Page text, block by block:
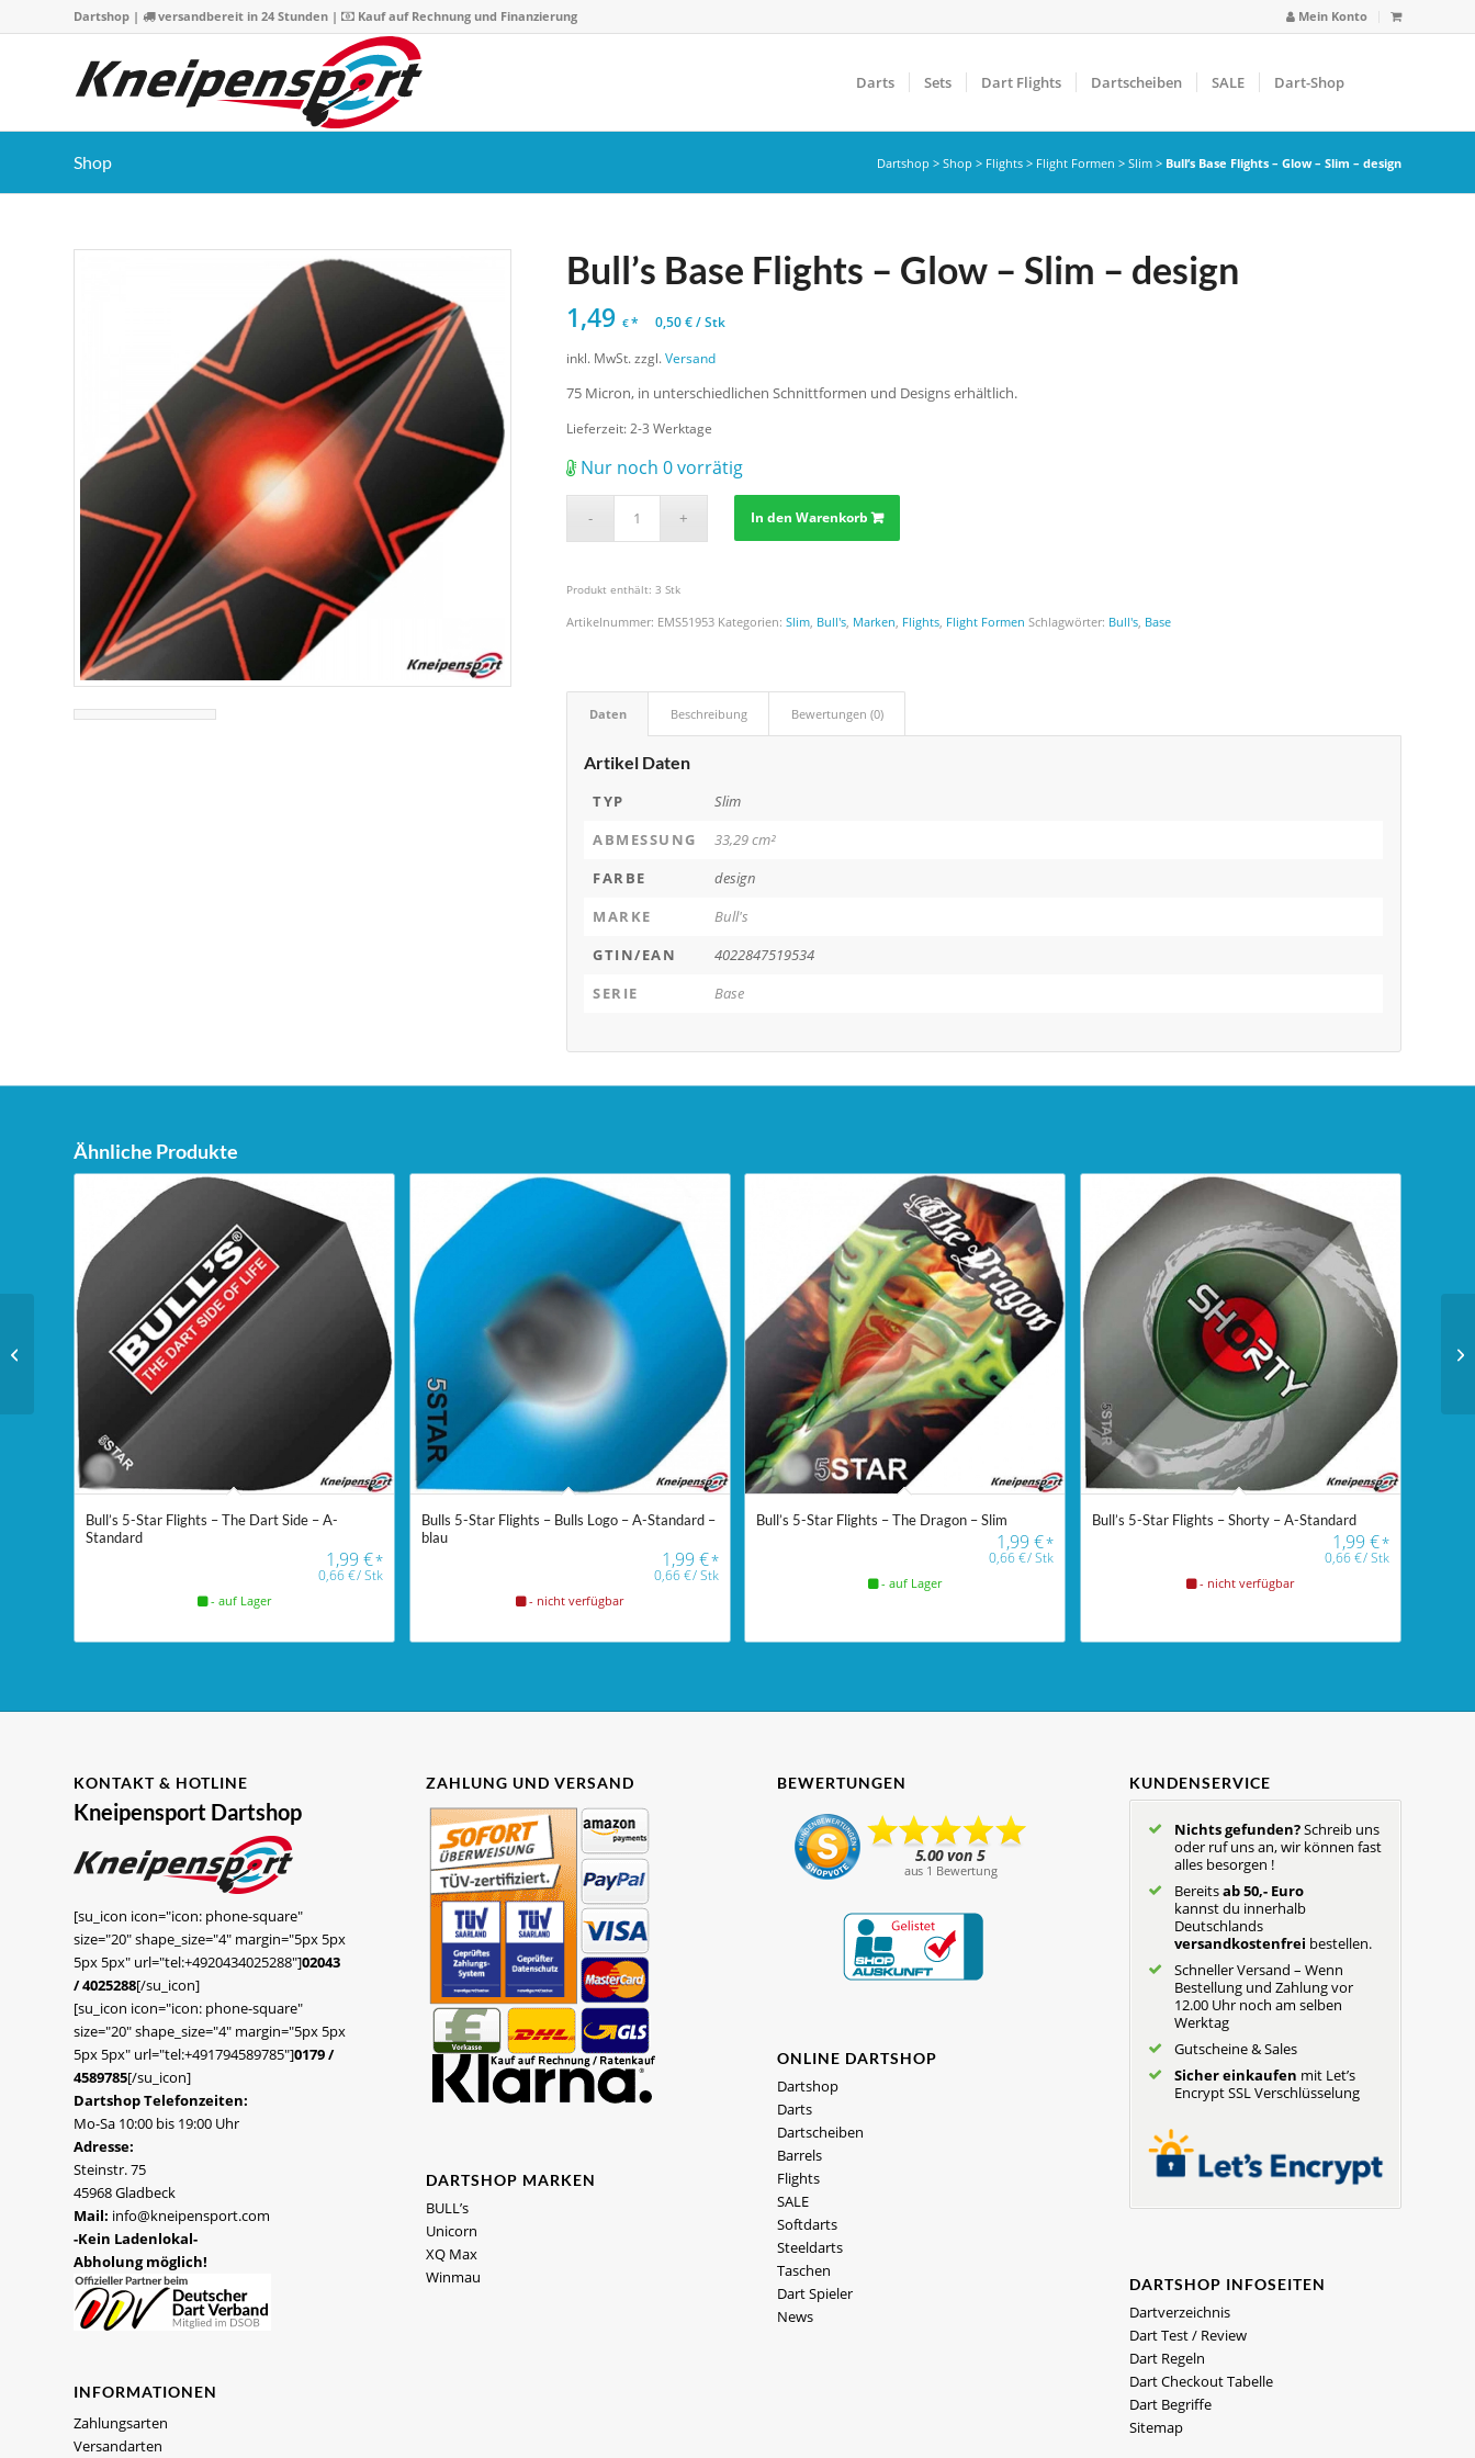
Mein Konto
Dartshop | versandbereit in 24 Stunden | Kauf auf Rechnung und Finanzierung
Darts Sets Dart Flights Dartscheiben SALE Dart-Shop
Shop Dartshop > Shop > Flights > Flight Formen > Slim > Bull’s Base Flights – Glow – Slim – design
Bull’s Base Flights – Glow – Slim – design
1,49€* 0,50€/Stk
inkl. MwSt. zzgl.Versand
75 Micron, in unterschiedlichen Schnittformen und Designs erhältlich.
Lieferzeit: 2-3 Werktage
Nur noch 0 vorrätig
In den Warenkorb
Produkt enthält: 3Stk
Artikelnummer: EMS51953 Kategorien:Slim Bull's Marken Flights Flight Formen Schlagwörter: Bull's Base
Daten Beschreibung Bewertungen (0)
Artikel Daten
TYP
Slim
ABMESSUNG
33,29 cm²
FARBE
design
MARKE
Bull's
GTIN/EAN
4022847519534
SERIE
Base
Ähnliche Produkte
Bull’s 5-Star Flights – The Dart Side – A-
Standard
1,99€*
0,66€/Stk
- auf Lager
Bulls 5-Star Flights – Bulls Logo – A-Standard –
blau
1,99 €*
0,66€/Stk
- nicht verfügbar
Bull’s 5-Star Flights – The Dragon – Slim
1,99€*
0,66€/Stk
- auf Lager
Bull’s 5-Star Flights – Shorty – A-Standard
1,99 €*
0,66€/Stk
- nicht verfügbar
KONTAKT & HOTLINE
Kneipensport Dartshop
[su_icon icon="icon: phone-square"
size="20" shape_size="4" margin="5px 5px
5px 5px" url="tel:+4920434025288"]02043
/ 4025288[/su_icon]
[su_icon icon="icon: phone-square"
size="20" shape_size="4" margin="5px 5px
5px 5px" url="tel:+491794589785"]0179 /
4589785[/su_icon]
Dartshop Telefonzeiten:
Mo-Sa 10:00 bis 19:00 Uhr
Adresse:
Steinstr. 75
45968 Gladbeck
Mail: info@kneipensport.com
-Kein Ladenlokal-
Abholung möglich!
INFORMATIONEN
Zahlungsarten
Versandarten
ZAHLUNG UND VERSAND
DARTSHOP MARKEN
BULL’s
Unicorn
XQ Max
Winmau
BEWERTUNGEN
ONLINE DARTSHOP
Dartshop
Darts
Dartscheiben
Barrels
Flights
SALE
Softdarts
Steeldarts
Taschen
Dart Spieler
News
KUNDENSERVICE
Nichts gefunden?Schreib uns
oder ruf uns an, wir können fast
alles besorgen !
Bereitsab 50,- Euro
kannst du innerhalb
Deutschlands
versandkostenfrei bestellen.
Schneller Versand – Wenn
Bestellung und Zahlung vor
12.00 Uhr noch am selben
Werktag
Gutscheine & Sales
Sicher einkaufen mit Let’s
Encrypt SSL Verschlüsselung
DARTSHOP INFOSEITEN
Dartverzeichnis
Dart Test / Review
Dart Regeln
Dart Checkout Tabelle
Dart Begriffe
Sitemap
Unicorn Dartstand Tri-